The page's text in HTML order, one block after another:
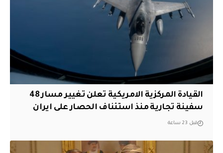
القيادة المركزية الامريكية تعلن تغيير مسار 48
سفينة تجارية منذ استئناف الحصار على ايران
قبل 23 ساعة